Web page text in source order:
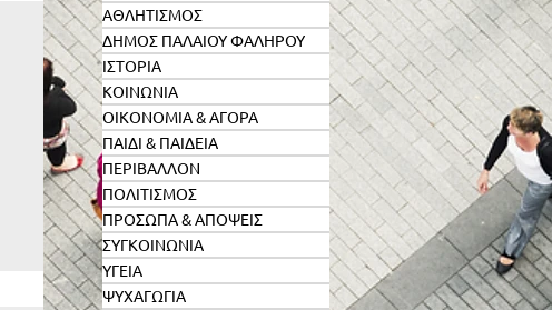
ΑΘΛΗΤΙΣΜΟΣ
ΔΗΜΟΣ ΠΑΛΑΙΟΥ ΦΑΛΗΡΟΥ
ΙΣΤΟΡΙΑ
ΚΟΙΝΩΝΙΑ
ΟΙΚΟΝΟΜΙΑ & ΑΓΟΡΑ
ΠΑΙΔΙ & ΠΑΙΔΕΙΑ
ΠΕΡΙΒΑΛΛΟΝ
ΠΟΛΙΤΙΣΜΟΣ
ΠΡΟΣΩΠΑ & ΑΠΟΨΕΙΣ
ΣΥΓΚΟΙΝΩΝΙΑ
ΥΓΕΙΑ
ΨΥΧΑΓΩΓΙΑ